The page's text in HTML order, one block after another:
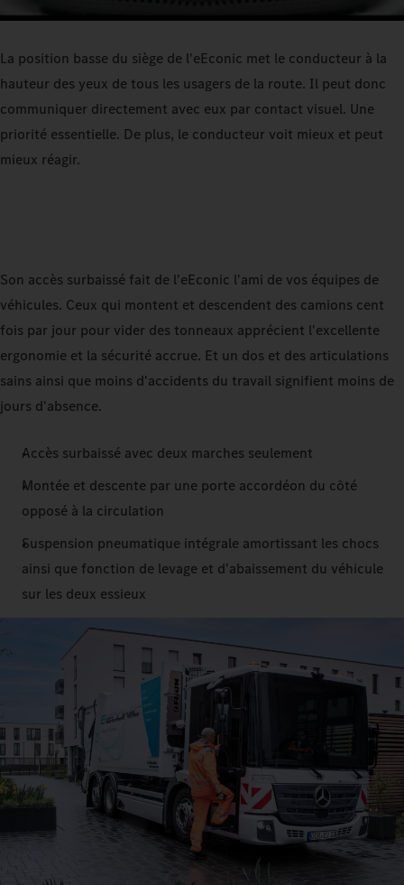
La position basse du siège de l'eEconic met le conducteur à la
hauteur des yeux de tous les usagers de la route. Il peut donc
communiquer directement avec eux par contact visuel. Une
priorité essentielle. De plus, le conducteur voit mieux et peut
mieux réagir.
Son accès surbaissé fait de l'eEconic l'ami de vos équipes de
véhicules. Ceux qui montent et descendent des camions cent
fois par jour pour vider des tonneaux apprécient l'excellente
ergonomie et la sécurité accrue. Et un dos et des articulations
sains ainsi que moins d'accidents du travail signifient moins de
jours d'absence.
Accès surbaissé avec deux marches seulement
Montée et descente par une porte accordéon du côté
opposé à la circulation
Suspension pneumatique intégrale amortissant les chocs
ainsi que fonction de levage et d'abaissement du véhicule
sur les deux essieux